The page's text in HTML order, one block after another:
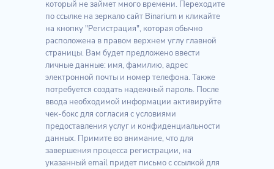
который не займет много времени. Переходите
по ссылке на зеркало сайт Binarium и кликайте
на кнопку "Регистрация", которая обычно
расположена в правом верхнем углу главной
страницы. Вам будет предложено ввести
личные данные: имя, фамилию, адрес
электронной почты и номер телефона. Также
потребуется создать надежный пароль. После
ввода необходимой информации активируйте
чек-бокс для согласия с условиями
предоставления услуг и конфиденциальности
данных. Примите во внимание, что для
завершения процесса регистрации, на
указанный email придет письмо с ссылкой для